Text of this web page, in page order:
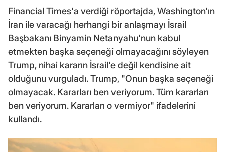
Financial Times'a verdiği röportajda, Washington'ın
İran ile varacağı herhangi bir anlaşmayı İsrail
Başbakanı Binyamin Netanyahu'nun kabul
etmekten başka seçeneği olmayacağını söyleyen
Trump, nihai kararın İsrail'e değil kendisine ait
olduğunu vurguladı. Trump, "Onun başka seçeneği
olmayacak. Kararları ben veriyorum. Tüm kararları
ben veriyorum. Kararları o vermiyor" ifadelerini
kullandı.